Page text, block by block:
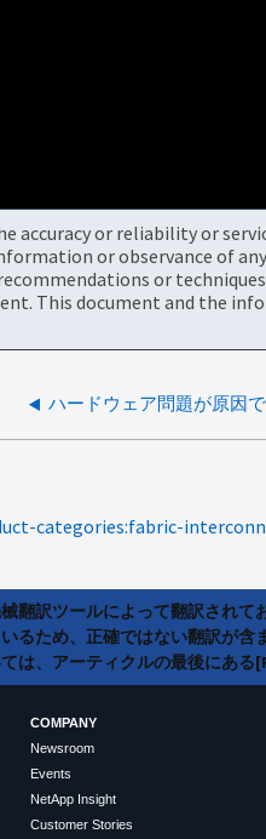
accuracy or reliability or
or observance of
or
This document and the
categories:fabric-
翻訳ツールによって翻訳され
るため、正確ではない翻訳が
は、アーティクルの最後にあ
COMPANY
Newsroom
Events
NetApp Insight
Customer Stories